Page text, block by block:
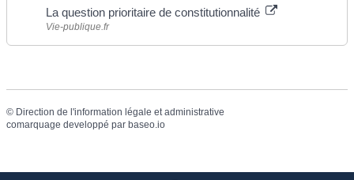
La question prioritaire de constitutionnalité
Vie-publique.fr
© Direction de l'information légale et administrative
comarquage developpé par baseo.io